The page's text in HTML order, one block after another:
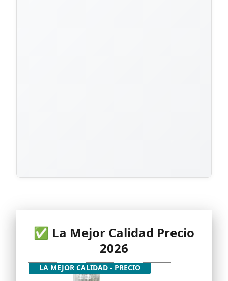
✅ La Mejor Calidad Precio
2026
LA MEJOR CALIDAD - PRECIO